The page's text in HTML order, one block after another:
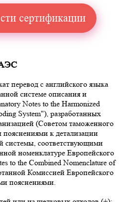
сертификации
перевод с английского языка
системе описания и
Notes to the Harmonized
System"), разработанных
(Советом таможенного
к детализации
системы, соответствующими
номенклатуре Европейского
to the Combined Nomenclature of
Комиссией Европейского
пояснениями.